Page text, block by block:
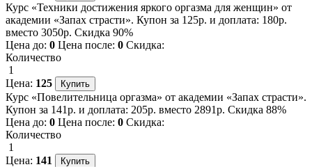
Курс «Техники достижения яркого оргазма для женщин» от
академии «Запах страсти». Купон за 125р. и доплата: 180р.
вместо 3050р. Скидка 90%
Цена до: 0 Цена после: 0 Скидка:
Количество
1
Цена: 125
Курс «Повелительница оргазма» от академии «Запах страсти».
Купон за 141р. и доплата: 205р. вместо 2891р. Скидка 88%
Цена до: 0 Цена после: 0 Скидка:
Количество
1
Цена: 141